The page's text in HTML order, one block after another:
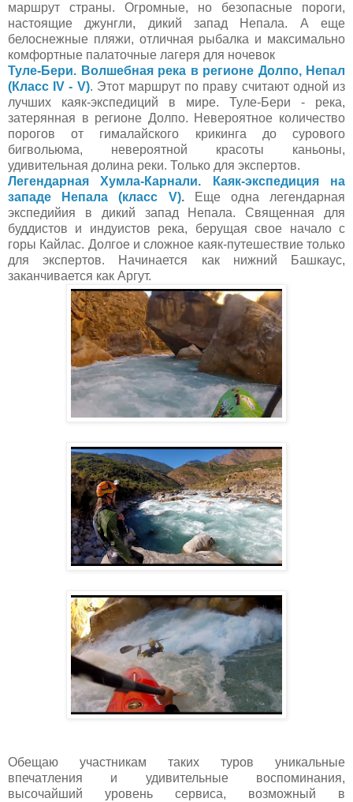
маршрут страны. Огромные, но безопасные пороги,
настоящие джунгли, дикий запад Непала. А еще
белоснежные пляжи, отличная рыбалка и максимально
комфортные палаточные лагеря для ночевок
Туле-Бери. Волшебная река в регионе Долпо, Непал
(Класс IV - V). Этот маршрут по праву считают одной из
лучших каяк-экспедиций в мире. Туле-Бери - река,
затерянная в регионе Долпо. Невероятное количество
порогов от гималайского крикинга до сурового
бигвольюма, невероятной красоты каньоны,
удивительная долина реки. Только для экспертов.
Легендарная Хумла-Карнали. Каяк-экспедиция на
западе Непала (класс V).
Еще одна легендарная
экспедийия в дикий запад Непала. Священная для
буддистов и индуистов река, берущая свое начало с
горы Кайлас. Долгое и сложное каяк-путешествие только
для экспертов. Начинается как нижний Башкаус,
заканчивается как Аргут.
Обещаю участникам таких туров уникальные
впечатления и удивительные воспоминания,
высочайший уровень сервиса, возможный в